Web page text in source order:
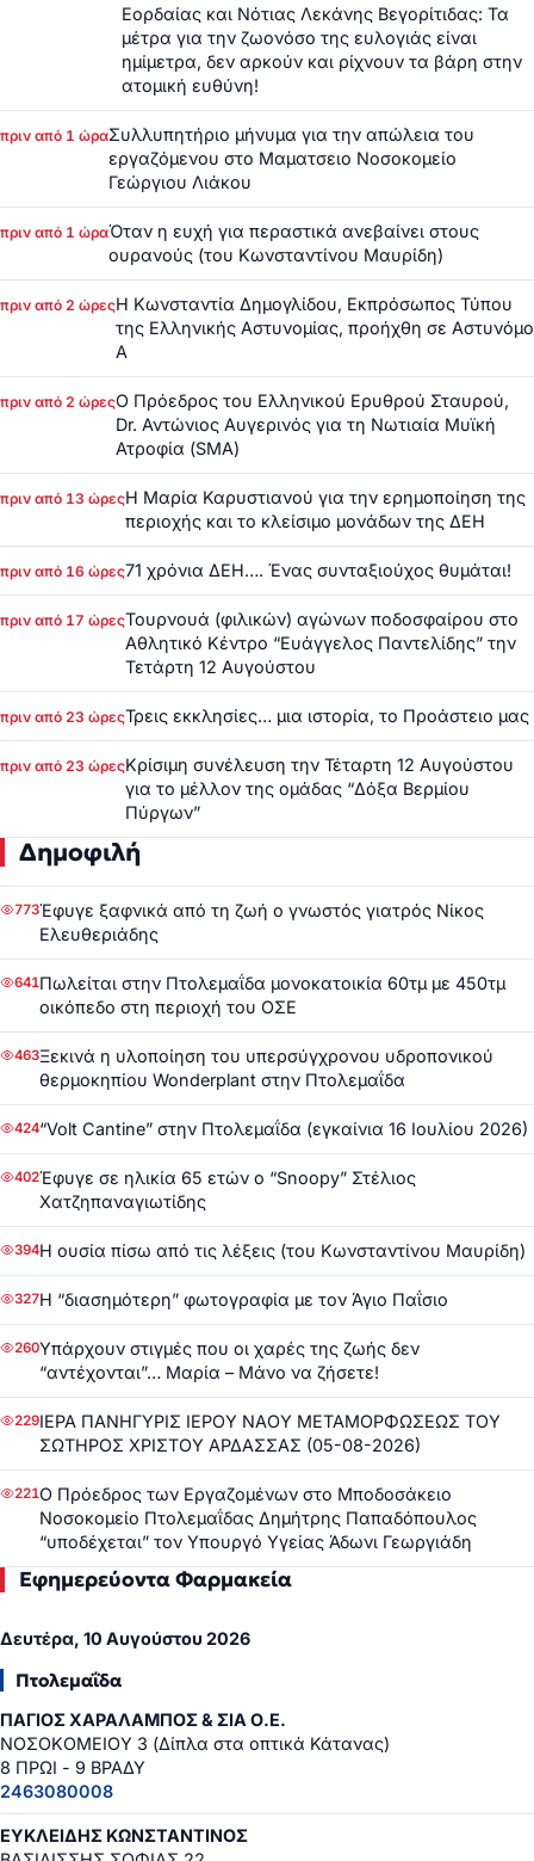
Εορδαίας και Νότιας Λεκάνης Βεγορίτιδας: Τα
μέτρα για την ζωονόσο της ευλογιάς είναι
ημίμετρα, δεν αρκούν και ρίχνουν τα βάρη στην
ατομική ευθύνη!
πριν από 1 ώραΣυλλυπητήριο μήνυμα για την απώλεια του
εργαζόμενου στο Μαματσειο Νοσοκομείο
Γεώργιου Λιάκου
πριν από 1 ώραΌταν η ευχή για περαστικά ανεβαίνει στους
ουρανούς (του Κωνσταντίνου Μαυρίδη)
πριν από 2 ώρεςΗ Κωνσταντία Δημογλίδου, Εκπρόσωπος Τύπου
της Ελληνικής Αστυνομίας, προήχθη σε Αστυνόμο
Α
πριν από 2 ώρεςΟ Πρόεδρος του Ελληνικού Ερυθρού Σταυρού,
Dr. Αντώνιος Αυγερινός για τη Νωτιαία Μυϊκή
Ατροφία (SMA)
πριν από 13 ώρεςΗ Μαρία Καρυστιανού για την ερημοποίηση της
περιοχής και το κλείσιμο μονάδων της ΔΕΗ
πριν από 16 ώρες71 χρόνια ΔΕΗ…. Ένας συνταξιούχος θυμάται!
πριν από 17 ώρεςΤουρνουά (φιλικών) αγώνων ποδοσφαίρου στο
Αθλητικό Κέντρο “Ευάγγελος Παντελίδης” την
Τετάρτη 12 Αυγούστου
πριν από 23 ώρεςΤρεις εκκλησίες… μια ιστορία, το Προάστειο μας
πριν από 23 ώρεςΚρίσιμη συνέλευση την Τέταρτη 12 Αυγούστου
για το μέλλον της ομάδας “Δόξα Βερμίου
Πύργων”
Δημοφιλή
773Έφυγε ξαφνικά από τη ζωή ο γνωστός γιατρός Νίκος
Ελευθεριάδης
641Πωλείται στην Πτολεμαΐδα μονοκατοικία 60τμ με 450τμ
οικόπεδο στη περιοχή του ΟΣΕ
463Ξεκινά η υλοποίηση του υπερσύγχρονου υδροπονικού
θερμοκηπίου Wonderplant στην Πτολεμαΐδα
424“Volt Cantine” στην Πτολεμαΐδα (εγκαίνια 16 Ιουλίου 2026)
402Έφυγε σε ηλικία 65 ετών ο “Snoopy” Στέλιος
Χατζηπαναγιωτίδης
394Η ουσία πίσω από τις λέξεις (του Κωνσταντίνου Μαυρίδη)
327Η “διασημότερη” φωτογραφία με τον Άγιο Παΐσιο
260Υπάρχουν στιγμές που οι χαρές της ζωής δεν
“αντέχονται”… Μαρία – Μάνο να ζήσετε!
229ΙΕΡΑ ΠΑΝΗΓΥΡΙΣ ΙΕΡΟΥ ΝΑΟΥ ΜΕΤΑΜΟΡΦΩΣΕΩΣ ΤΟΥ
ΣΩΤΗΡΟΣ ΧΡΙΣΤΟΥ ΑΡΔΑΣΣΑΣ (05-08-2026)
221Ο Πρόεδρος των Εργαζομένων στο Μποδοσάκειο
Νοσοκομείο Πτολεμαΐδας Δημήτρης Παπαδόπουλος
“υποδέχεται” τον Υπουργό Υγείας Άδωνι Γεωργιάδη
Εφημερεύοντα Φαρμακεία
Δευτέρα, 10 Αυγούστου 2026
Πτολεμαΐδα
ΠΑΓΙΟΣ ΧΑΡΑΛΑΜΠΟΣ & ΣΙΑ Ο.Ε.
ΝΟΣΟΚΟΜΕΙΟΥ 3 (Δίπλα στα οπτικά Κάτανας)
8 ΠΡΩΙ - 9 ΒΡΑΔΥ
2463080008
ΕΥΚΛΕΙΔΗΣ ΚΩΝΣΤΑΝΤΙΝΟΣ